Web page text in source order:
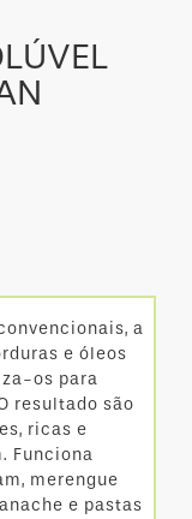
a
e óleos
os para
resultado são
ricas e
Funciona
merengue
e pastas